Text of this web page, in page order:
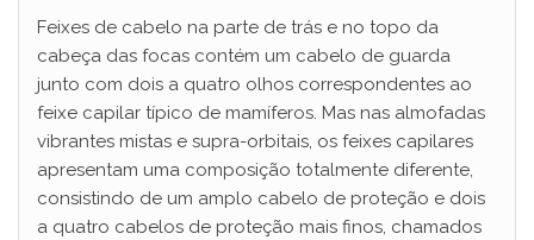
Feixes de cabelo na parte de trás e no topo da
cabeça das focas contém um cabelo de guarda
junto com dois a quatro olhos correspondentes ao
feixe capilar típico de mamíferos. Mas nas almofadas
vibrantes mistas e supra-orbitais, os feixes capilares
apresentam uma composição totalmente diferente,
consistindo de um amplo cabelo de proteção e dois
a quatro cabelos de proteção mais finos, chamados